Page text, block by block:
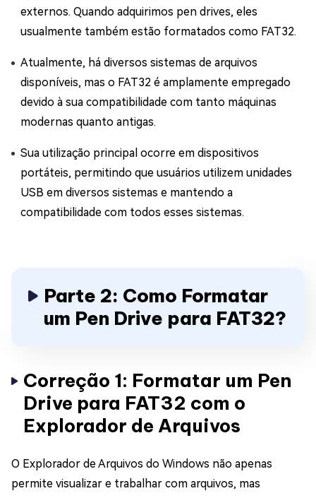
externos. Quando adquirimos pen drives, eles
usualmente também estão formatados como FAT32.
Atualmente, há diversos sistemas de arquivos
disponíveis, mas o FAT32 é amplamente empregado
devido à sua compatibilidade com tanto máquinas
modernas quanto antigas.
Sua utilização principal ocorre em dispositivos
portáteis, permitindo que usuários utilizem unidades
USB em diversos sistemas e mantendo a
compatibilidade com todos esses sistemas.
Parte 2: Como Formatar
um Pen Drive para FAT32?
Correção 1: Formatar um Pen
Drive para FAT32 com o
Explorador de Arquivos
O Explorador de Arquivos do Windows não apenas
permite visualizar e trabalhar com arquivos, mas